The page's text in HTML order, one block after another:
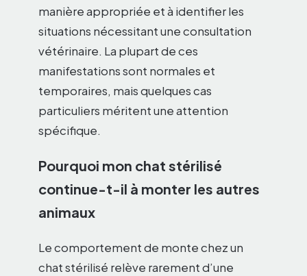
manière appropriée et à identifier les
situations nécessitant une consultation
vétérinaire. La plupart de ces
manifestations sont normales et
temporaires, mais quelques cas
particuliers méritent une attention
spécifique.
Pourquoi mon chat stérilisé
continue-t-il à monter les autres
animaux
Le comportement de monte chez un
chat stérilisé relève rarement d’une